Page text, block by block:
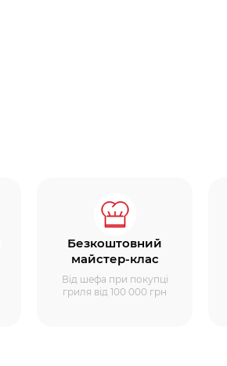
Безкоштовний
майстер-клас
Від шефа при покупці
гриля від 100 000 грн